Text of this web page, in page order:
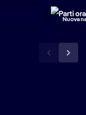
Nuova
Parti ora